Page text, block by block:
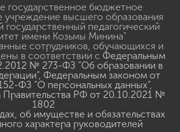
государственное бюджетное
учреждение высшего образования
педагогический
имени Козьмы Минина"
сотрудников, обучающихся и
в соответствии с Федеральным
№ 273-ФЗ "Об образовании в
, Федеральным законом от
ФЗ "О персональных данных",
РФ от 20.10.2021 №
1802
об имуществе и обязательствах
характера руководителей